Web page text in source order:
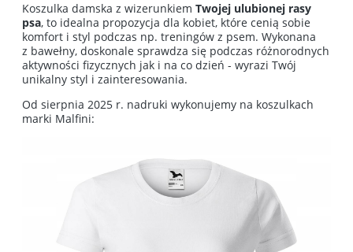
Koszulka damska z wizerunkiem Twojej ulubionej rasy
psa, to idealna propozycja dla kobiet, które cenią sobie
komfort i styl podczas np. treningów z psem. Wykonana
z bawełny, doskonale sprawdza się podczas różnorodnych
aktywności fizycznych jak i na co dzień - wyrazi Twój
unikalny styl i zainteresowania.
Od sierpnia 2025 r. nadruki wykonujemy na koszulkach
marki Malfini: